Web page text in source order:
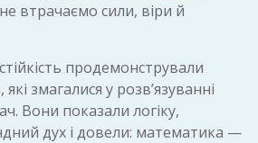
втрачаємо сили, віри й
продемонстрували
змагалися у розв’язуванні
Вони показали логіку,
дух і довели: математика —